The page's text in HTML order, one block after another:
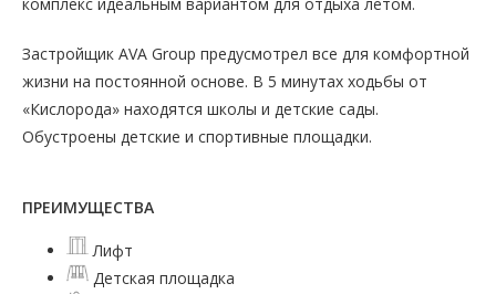
Застройщик AVA Group предусмотрел все для комфортной
жизни на постоянной основе. В 5 минутах ходьбы от
«Кислорода» находятся школы и детские сады.
Обустроены детские и спортивные площадки.
ПРЕИМУЩЕСТВА
Лифт
Детская площадка